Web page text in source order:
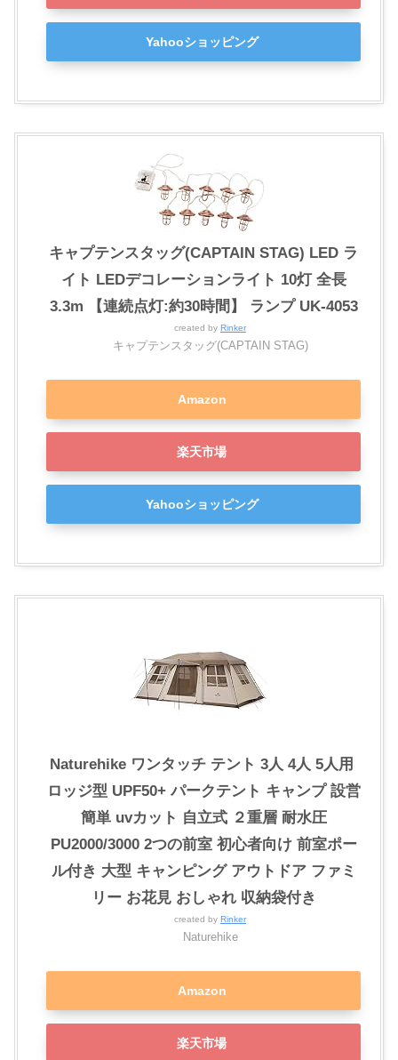
Yahooショッピング
キャプテンスタッグ(CAPTAIN STAG) LED ラ
イト LEDデコレーションライト 10灯 全長
3.3m 【連続点灯:約30時間】 ランプ UK-4053
created by Rinker
キャプテンスタッグ(CAPTAIN STAG)
Amazon
楽天市場
Yahooショッピング
Naturehike ワンタッチ テント 3人 4人 5人用 ‎
ロッジ型 UPF50+ パークテント キャンプ 設営
簡単 uvカット 自立式 ２重層 耐水圧
PU2000/3000 2つの前室 初心者向け 前室ポー
ル付き 大型 キャンピング アウトドア ファミ
リー お花見 おしゃれ 収納袋付き
created by Rinker
Naturehike
Amazon
楽天市場